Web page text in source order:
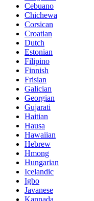
Cebuano
Chichewa
Corsican
Croatian
Dutch
Estonian
Filipino
Finnish
Frisian
Galician
Georgian
Gujarati
Haitian
Hausa
Hawaiian
Hebrew
Hmong
Hungarian
Icelandic
Igbo
Javanese
Kannada